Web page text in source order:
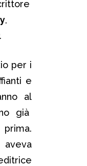
,
.
per i
e
al
già
aveva